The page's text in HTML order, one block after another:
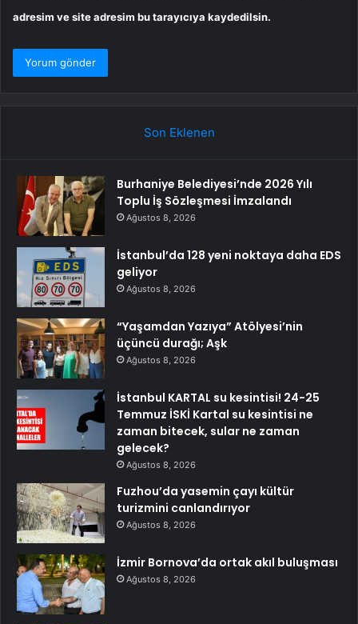
adresim ve site adresim bu tarayıcıya kaydedilsin.
Son Eklenen
Burhaniye Belediyesi’nde 2026 Yılı
Toplu İş Sözleşmesi İmzalandı
Ağustos 8, 2026
İstanbul’da 128 yeni noktaya daha EDS
geliyor
Ağustos 8, 2026
“Yaşamdan Yazıya” Atölyesi’nin
üçüncü durağı; Aşk
Ağustos 8, 2026
İstanbul KARTAL su kesintisi! 24-25
Temmuz İSKİ Kartal su kesintisi ne
zaman bitecek, sular ne zaman
gelecek?
Ağustos 8, 2026
Fuzhou’da yasemin çayı kültür
turizmini canlandırıyor
Ağustos 8, 2026
İzmir Bornova’da ortak akıl buluşması
Ağustos 8, 2026